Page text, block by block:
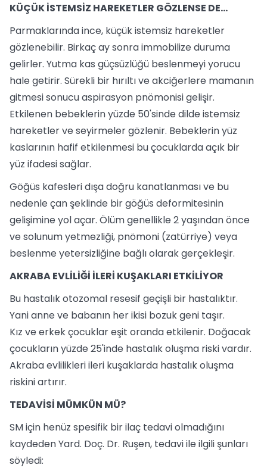
KÜÇÜK İSTEMSİZ HAREKETLER GÖZLENSE DE...
Parmaklarında ince, küçük istemsiz hareketler
gözlenebilir. Birkaç ay sonra immobilize duruma
gelirler. Yutma kas güçsüzlüğü beslenmeyi yorucu
hale getirir. Sürekli bir hırıltı ve akciğerlere mamanın
gitmesi sonucu aspirasyon pnömonisi gelişir.
Etkilenen bebeklerin yüzde 50'sinde dilde istemsiz
hareketler ve seyirmeler gözlenir. Bebeklerin yüz
kaslarının hafif etkilenmesi bu çocuklarda açık bir
yüz ifadesi sağlar.
Göğüs kafesleri dışa doğru kanatlanması ve bu
nedenle çan şeklinde bir göğüs deformitesinin
gelişimine yol açar. Ölüm genellikle 2 yaşından önce
ve solunum yetmezliği, pnömoni (zatürriye) veya
beslenme yetersizliğine bağlı olarak gerçekleşir.
AKRABA EVLİLİĞİ İLERİ KUŞAKLARI ETKİLİYOR
Bu hastalık otozomal resesif geçişli bir hastalıktır.
Yani anne ve babanın her ikisi bozuk geni taşır.
Kız ve erkek çocuklar eşit oranda etkilenir. Doğacak
çocukların yüzde 25'inde hastalık oluşma riski vardır.
Akraba evlilikleri ileri kuşaklarda hastalık oluşma
riskini artırır.
TEDAVİSİ MÜMKÜN MÜ?
SM için henüz spesifik bir ilaç tedavi olmadığını
kaydeden Yard. Doç. Dr. Ruşen, tedavi ile ilgili şunları
söyledi: